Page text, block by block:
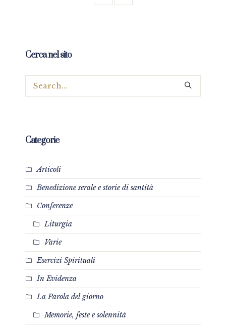
Cerca nel sito
Categorie
Articoli
Benedizione serale e storie di santità
Conferenze
Liturgia
Varie
Esercizi Spirituali
In Evidenza
La Parola del giorno
Memorie, feste e solennità